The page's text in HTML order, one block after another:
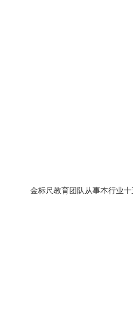
金标尺教育团队从事本行业